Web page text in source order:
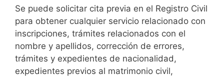
Se puede solicitar cita previa en el Registro Civil
para obtener cualquier servicio relacionado con
inscripciones, trámites relacionados con el
nombre y apellidos, corrección de errores,
trámites y expedientes de nacionalidad,
expedientes previos al matrimonio civil,